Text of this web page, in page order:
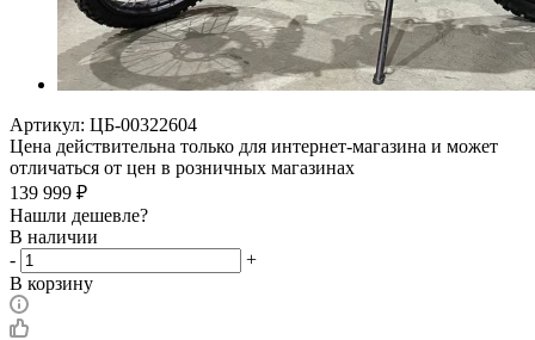
Артикул: ЦБ-00322604
Цена действительна только для интернет-магазина и может
отличаться от цен в розничных магазинах
139 999 ₽
Нашли дешевле?
В наличии
-
+
В корзину